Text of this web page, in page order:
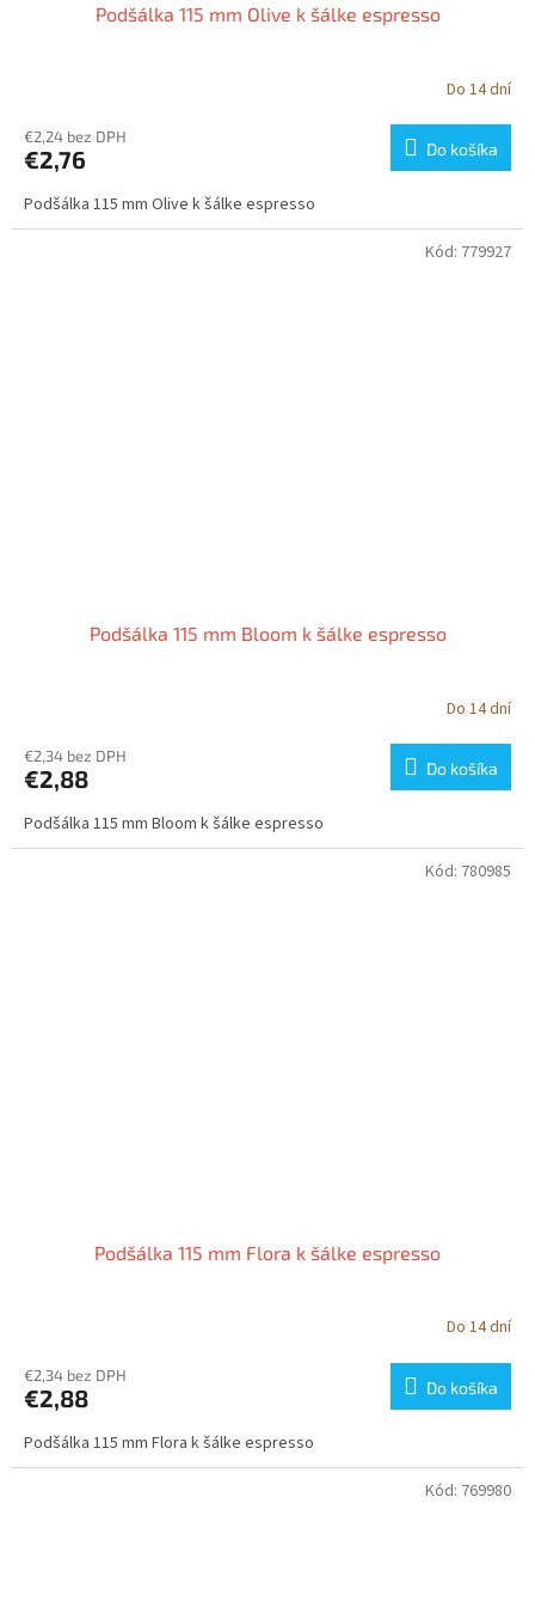
Podšálka 115 mm Olive k šálke espresso
Do 14 dní
€2,24 bez DPH
€2,76 Do košíka
Podšálka 115 mm Olive k šálke espresso
Podšálka 115 mm Bloom k šálke espresso
Do 14 dní
€2,34 bez DPH
€2,88 Do košíka
Podšálka 115 mm Bloom k šálke espresso
Kód: 779927
Podšálka 115 mm Flora k šálke espresso
Do 14 dní
€2,34 bez DPH
€2,88 Do košíka
Podšálka 115 mm Flora k šálke espresso
Kód: 780985
Kód: 769980